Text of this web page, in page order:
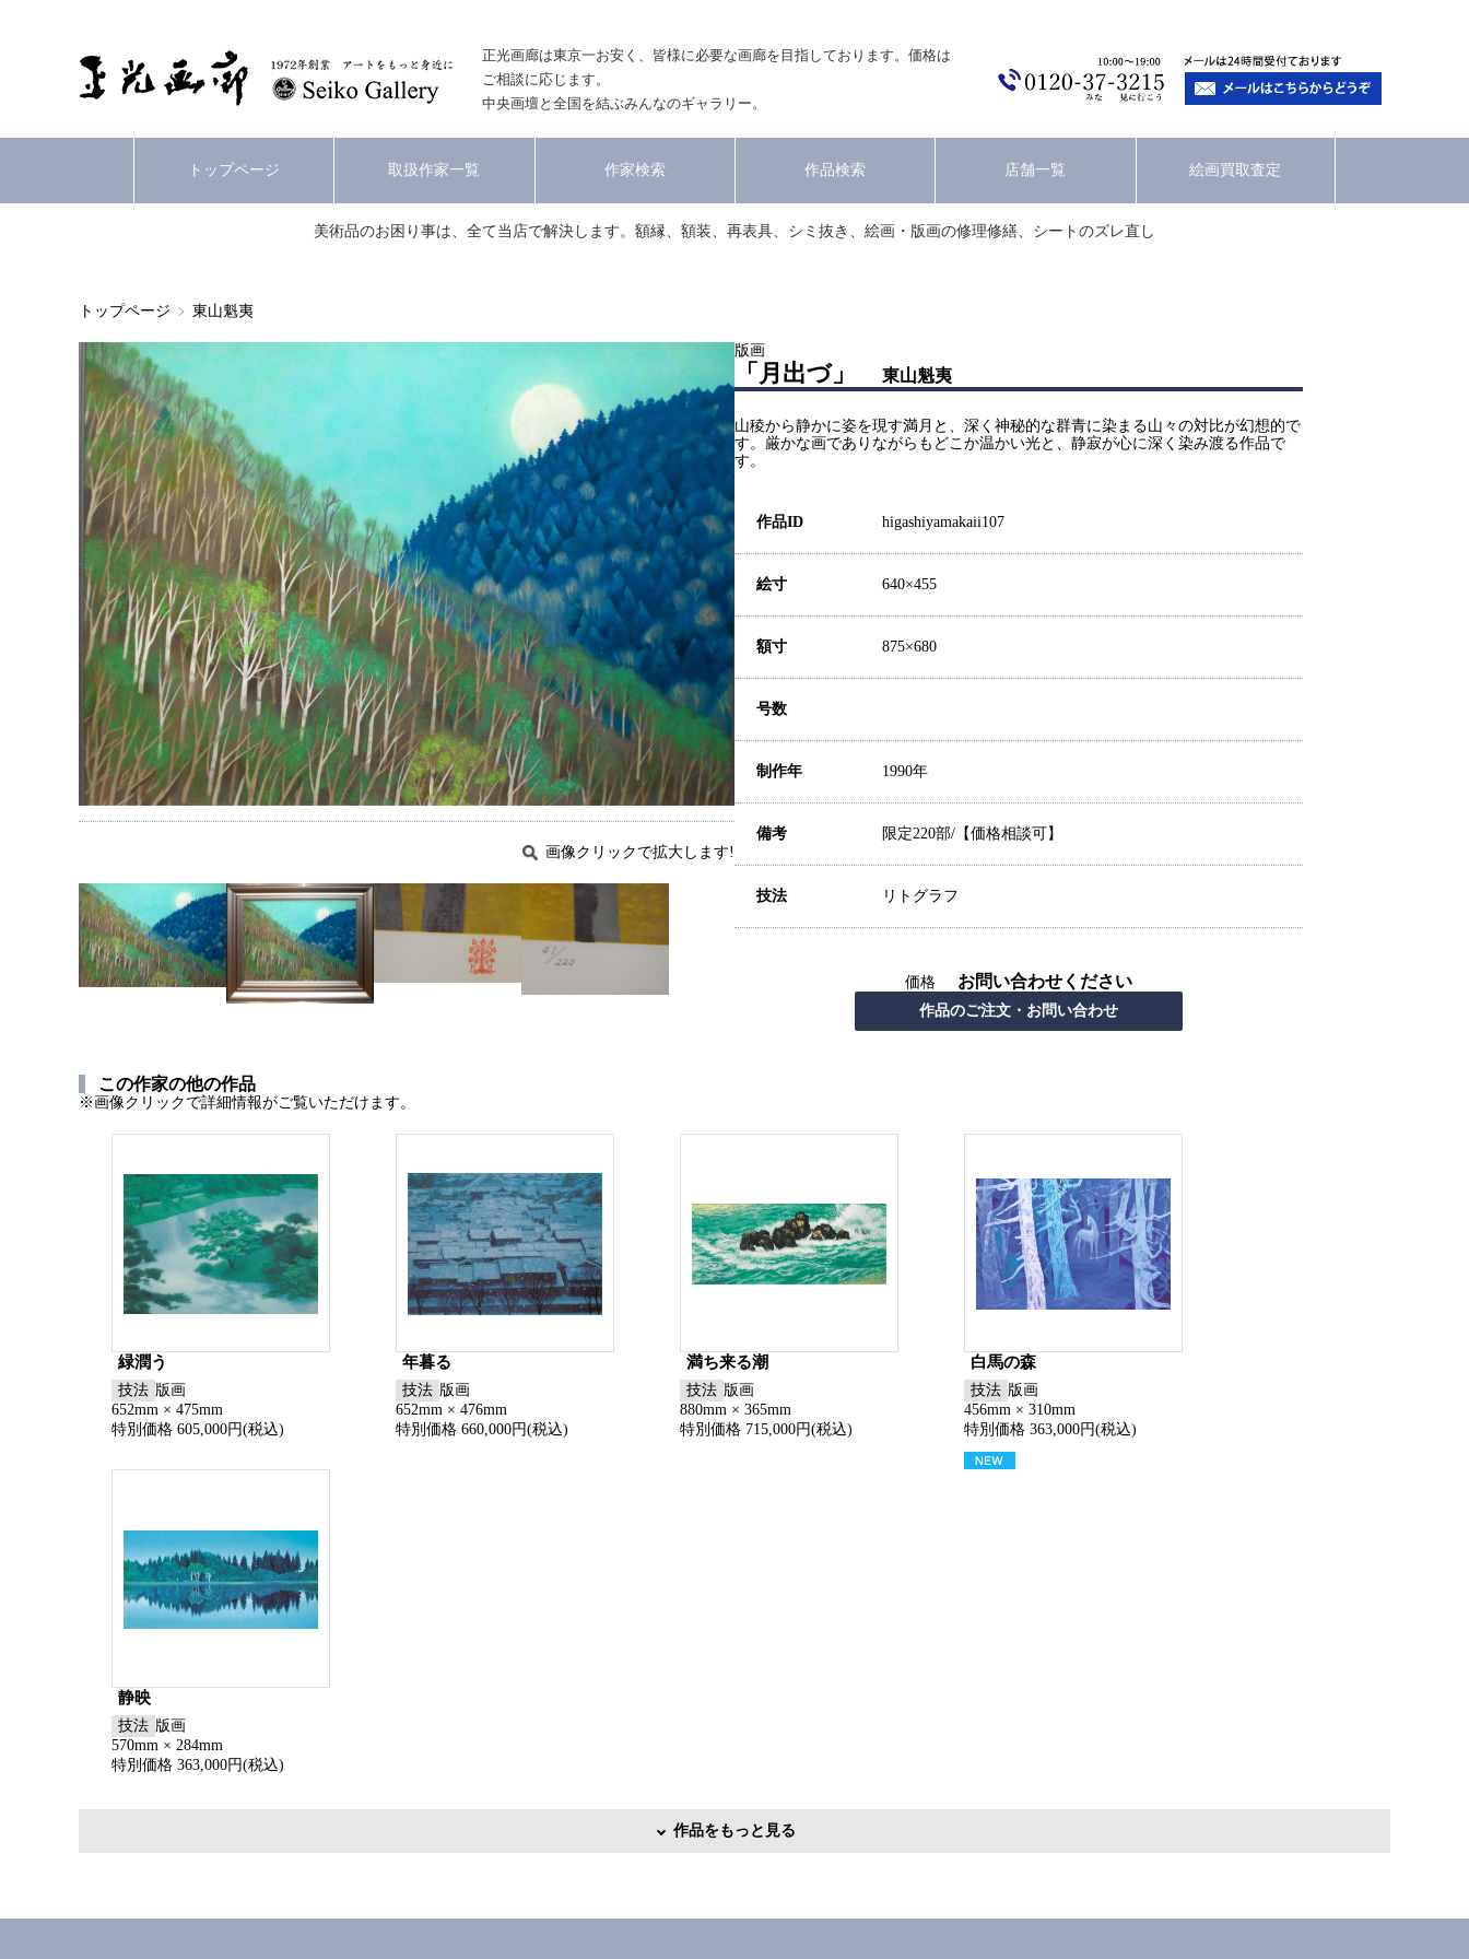
正光画廊は東京一お安く、皆様に必要な画廊を目指しております。価格は
ご相談に応じます。
中央画壇と全国を結ぶみんなのギャラリー。
トップページ 取扱作家一覧 作家検索 作品検索 店舗一覧 絵画買取査定
美術品のお困り事は、全て当店で解決します。額縁、額装、再表具、シミ抜き、絵画・版画の修理修繕、シートのズレ直し
トップページ 東山魁夷
画像クリックで拡大します!
版画
「月出づ」 東山魁夷
山稜から静かに姿を現す満月と、深く神秘的な群青に染まる山々の対比が幻想的で
す。厳かな画でありながらもどこか温かい光と、静寂が心に深く染み渡る作品で
す。
作品ID higashiyamakaii107
絵寸 640×455
額寸 875×680
号数
制作年 1990年
備考 限定220部/【価格相談可】
技法 リトグラフ
価格 お問い合わせください
この作家の他の作品
※画像クリックで詳細情報がご覧いただけます。
緑潤う
技法 版画
652mm × 475mm
特別価格 605,000円(税込)
年暮る
技法 版画
652mm × 476mm
特別価格 660,000円(税込)
満ち来る潮
技法 版画
880mm × 365mm
特別価格 715,000円(税込)
白馬の森
技法 版画
456mm × 310mm
特別価格 363,000円(税込)
静映
技法 版画
570mm × 284mm
特別価格 363,000円(税込)
作品をもっと見る